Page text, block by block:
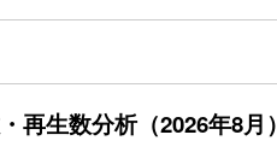
再生数分析（2026年8月）